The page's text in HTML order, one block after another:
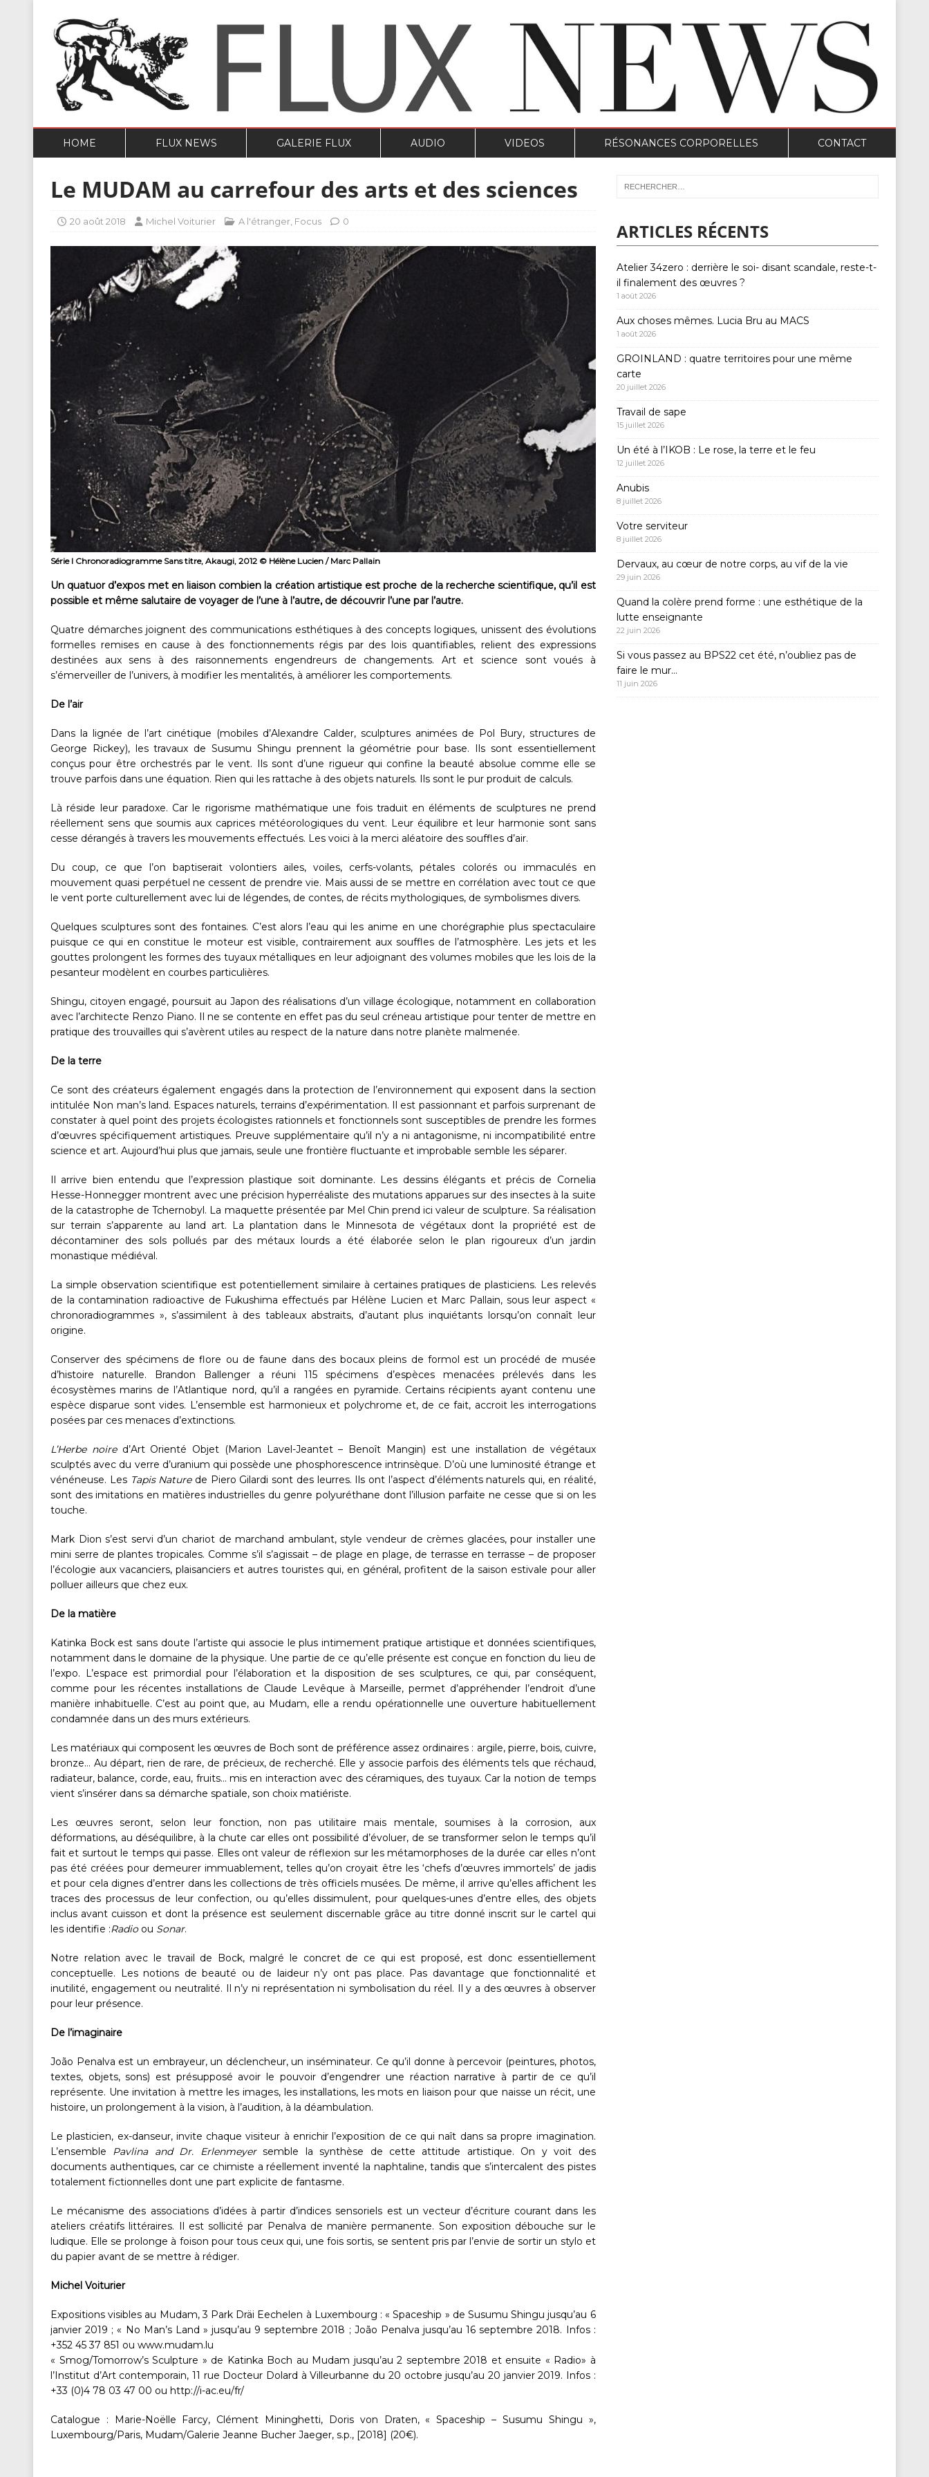
HOME FLUX NEWS GALERIE FLUX AUDIO VIDEOS RÉSONANCES CORPORELLES CONTACT
Le MUDAM au carrefour des arts et des sciences
20 août 2018 Michel Voiturier A l'étranger Focus 0
Série I Chronoradiogramme Sans titre, Akaugi, 2012 © Hélène Lucien / Marc Pallain
Un quatuor d’expos met en liaison combien la création artistique est proche de la recherche scientifique, qu’il est
possible et même salutaire de voyager de l’une à l’autre, de découvrir l’une par l’autre.
Quatre démarches joignent des communications esthétiques à des concepts logiques, unissent des évolutions
formelles remises en cause à des fonctionnements régis par des lois quantifiables, relient des expressions
destinées aux sens à des raisonnements engendreurs de changements. Art et science sont voués à
s’émerveiller de l’univers, à modifier les mentalités, à améliorer les comportements.
De l’air
Dans la lignée de l’art cinétique (mobiles d’Alexandre Calder, sculptures animées de Pol Bury, structures de
George Rickey), les travaux de Susumu Shingu prennent la géométrie pour base. Ils sont essentiellement
conçus pour être orchestrés par le vent. Ils sont d’une rigueur qui confine la beauté absolue comme elle se
trouve parfois dans une équation. Rien qui les rattache à des objets naturels. Ils sont le pur produit de calculs.
Là réside leur paradoxe. Car le rigorisme mathématique une fois traduit en éléments de sculptures ne prend
réellement sens que soumis aux caprices météorologiques du vent. Leur équilibre et leur harmonie sont sans
cesse dérangés à travers les mouvements effectués. Les voici à la merci aléatoire des souffles d’air.
Du coup, ce que l’on baptiserait volontiers ailes, voiles, cerfs-volants, pétales colorés ou immaculés en
mouvement quasi perpétuel ne cessent de prendre vie. Mais aussi de se mettre en corrélation avec tout ce que
le vent porte culturellement avec lui de légendes, de contes, de récits mythologiques, de symbolismes divers.
Quelques sculptures sont des fontaines. C’est alors l’eau qui les anime en une chorégraphie plus spectaculaire
puisque ce qui en constitue le moteur est visible, contrairement aux souffles de l’atmosphère. Les jets et les
gouttes prolongent les formes des tuyaux métalliques en leur adjoignant des volumes mobiles que les lois de la
pesanteur modèlent en courbes particulières.
Shingu, citoyen engagé, poursuit au Japon des réalisations d’un village écologique, notamment en collaboration
avec l’architecte Renzo Piano. Il ne se contente en effet pas du seul créneau artistique pour tenter de mettre en
pratique des trouvailles qui s’avèrent utiles au respect de la nature dans notre planète malmenée.
De la terre
Ce sont des créateurs également engagés dans la protection de l’environnement qui exposent dans la section
intitulée Non man’s land. Espaces naturels, terrains d’expérimentation. Il est passionnant et parfois surprenant de
constater à quel point des projets écologistes rationnels et fonctionnels sont susceptibles de prendre les formes
d’œuvres spécifiquement artistiques. Preuve supplémentaire qu’il n’y a ni antagonisme, ni incompatibilité entre
science et art. Aujourd’hui plus que jamais, seule une frontière fluctuante et improbable semble les séparer.
Il arrive bien entendu que l’expression plastique soit dominante. Les dessins élégants et précis de Cornelia
Hesse-Honnegger montrent avec une précision hyperréaliste des mutations apparues sur des insectes à la suite
de la catastrophe de Tchernobyl. La maquette présentée par Mel Chin prend ici valeur de sculpture. Sa réalisation
sur terrain s’apparente au land art. La plantation dans le Minnesota de végétaux dont la propriété est de
décontaminer des sols pollués par des métaux lourds a été élaborée selon le plan rigoureux d’un jardin
monastique médiéval.
La simple observation scientifique est potentiellement similaire à certaines pratiques de plasticiens. Les relevés
de la contamination radioactive de Fukushima effectués par Hélène Lucien et Marc Pallain, sous leur aspect «
chronoradiogrammes », s’assimilent à des tableaux abstraits, d’autant plus inquiétants lorsqu’on connaît leur
origine.
Conserver des spécimens de flore ou de faune dans des bocaux pleins de formol est un procédé de musée
d’histoire naturelle. Brandon Ballenger a réuni 115 spécimens d’espèces menacées prélevés dans les
écosystèmes marins de l’Atlantique nord, qu’il a rangées en pyramide. Certains récipients ayant contenu une
espèce disparue sont vides. L’ensemble est harmonieux et polychrome et, de ce fait, accroit les interrogations
posées par ces menaces d’extinctions.
L’Herbe noired’Art Orienté Objet (Marion Lavel-Jeantet – Benoît Mangin) est une installation de végétaux
sculptés avec du verre d’uranium qui possède une phosphorescence intrinsèque. D’où une luminosité étrange et
vénéneuse. Les Tapis Naturede Piero Gilardi sont des leurres. Ils ont l’aspect d’éléments naturels qui, en réalité,
sont des imitations en matières industrielles du genre polyuréthane dont l’illusion parfaite ne cesse que si on les
touche.
Mark Dion s’est servi d’un chariot de marchand ambulant, style vendeur de crèmes glacées, pour installer une
mini serre de plantes tropicales. Comme s’il s’agissait – de plage en plage, de terrasse en terrasse – de proposer
l’écologie aux vacanciers, plaisanciers et autres touristes qui, en général, profitent de la saison estivale pour aller
polluer ailleurs que chez eux.
De la matière
Katinka Bock est sans doute l’artiste qui associe le plus intimement pratique artistique et données scientifiques,
notamment dans le domaine de la physique. Une partie de ce qu’elle présente est conçue en fonction du lieu de
l’expo. L’espace est primordial pour l’élaboration et la disposition de ses sculptures, ce qui, par conséquent,
comme pour les récentes installations de Claude Levêque à Marseille, permet d’appréhender l’endroit d’une
manière inhabituelle. C’est au point que, au Mudam, elle a rendu opérationnelle une ouverture habituellement
condamnée dans un des murs extérieurs.
Les matériaux qui composent les œuvres de Boch sont de préférence assez ordinaires : argile, pierre, bois, cuivre,
bronze… Au départ, rien de rare, de précieux, de recherché. Elle y associe parfois des éléments tels que réchaud,
radiateur, balance, corde, eau, fruits… mis en interaction avec des céramiques, des tuyaux. Car la notion de temps
vient s’insérer dans sa démarche spatiale, son choix matiériste.
Les œuvres seront, selon leur fonction, non pas utilitaire mais mentale, soumises à la corrosion, aux
déformations, au déséquilibre, à la chute car elles ont possibilité d’évoluer, de se transformer selon le temps qu’il
fait et surtout le temps qui passe. Elles ont valeur de réflexion sur les métamorphoses de la durée car elles n’ont
pas été créées pour demeurer immuablement, telles qu’on croyait être les ‘chefs d’œuvres immortels’ de jadis
et pour cela dignes d’entrer dans les collections de très officiels musées. De même, il arrive qu’elles affichent les
traces des processus de leur confection, ou qu’elles dissimulent, pour quelques-unes d’entre elles, des objets
inclus avant cuisson et dont la présence est seulement discernable grâce au titre donné inscrit sur le cartel qui
les identifie :Radioou Sonar.
Notre relation avec le travail de Bock, malgré le concret de ce qui est proposé, est donc essentiellement
conceptuelle. Les notions de beauté ou de laideur n’y ont pas place. Pas davantage que fonctionnalité et
inutilité, engagement ou neutralité. Il n’y ni représentation ni symbolisation du réel. Il y a des œuvres à observer
pour leur présence.
De l’imaginaire
João Penalva est un embrayeur, un déclencheur, un inséminateur. Ce qu’il donne à percevoir (peintures, photos,
textes, objets, sons) est présupposé avoir le pouvoir d’engendrer une réaction narrative à partir de ce qu’il
représente. Une invitation à mettre les images, les installations, les mots en liaison pour que naisse un récit, une
histoire, un prolongement à la vision, à l’audition, à la déambulation.
Le plasticien, ex-danseur, invite chaque visiteur à enrichir l’exposition de ce qui naît dans sa propre imagination.
L’ensemble Pavlina and Dr. Erlenmeyersemble la synthèse de cette attitude artistique. On y voit des
documents authentiques, car ce chimiste a réellement inventé la naphtaline, tandis que s’intercalent des pistes
totalement fictionnelles dont une part explicite de fantasme.
Le mécanisme des associations d’idées à partir d’indices sensoriels est un vecteur d’écriture courant dans les
ateliers créatifs littéraires. Il est sollicité par Penalva de manière permanente. Son exposition débouche sur le
ludique. Elle se prolonge à foison pour tous ceux qui, une fois sortis, se sentent pris par l’envie de sortir un stylo et
du papier avant de se mettre à rédiger.
Michel Voiturier
Expositions visibles au Mudam, 3 Park Dräi Eechelen à Luxembourg : « Spaceship » de Susumu Shingu jusqu’au 6
janvier 2019 ; « No Man’s Land » jusqu’au 9 septembre 2018 ; João Penalva jusqu’au 16 septembre 2018. Infos :
+352 45 37 851 ou www.mudam.lu
« Smog/Tomorrow’s Sculpture » de Katinka Boch au Mudam jusqu’au 2 septembre 2018 et ensuite « Radio» à
l’Institut d’Art contemporain, 11 rue Docteur Dolard à Villeurbanne du 20 octobre jusqu’au 20 janvier 2019. Infos :
+33 (0)4 78 03 47 00 ou http://i-ac.eu/fr/
Catalogue : Marie-Noëlle Farcy, Clément Mininghetti, Doris von Draten, « Spaceship – Susumu Shingu »,
Luxembourg/Paris, Mudam/Galerie Jeanne Bucher Jaeger, s.p., [2018] (20€).
ARTICLES RÉCENTS
Atelier 34zero : derrière le soi- disant scandale, reste-t-
il finalement des œuvres ?
1 août 2026
Aux choses mêmes. Lucia Bru au MACS
1 août 2026
GROINLAND : quatre territoires pour une même
carte
20 juillet 2026
Travail de sape
15 juillet 2026
Un été à l’IKOB : Le rose, la terre et le feu
12 juillet 2026
Anubis
8 juillet 2026
Votre serviteur
8 juillet 2026
Dervaux, au cœur de notre corps, au vif de la vie
29 juin 2026
Quand la colère prend forme : une esthétique de la
lutte enseignante
22 juin 2026
Si vous passez au BPS22 cet été, n’oubliez pas de
faire le mur…
11 juin 2026